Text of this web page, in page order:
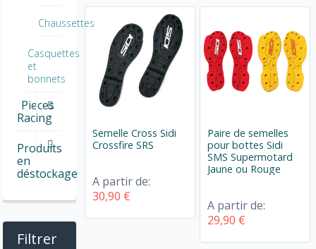
Semelle Cross Sidi
Crossfire SRS
A partir de:
30,90 €
Paire de semelles
pour bottes Sidi
SMS Supermotard
Jaune ou Rouge
A partir de:
29,90 €
Chaussettes
Casquettes
et
bonnets
Pieces
Racing
Produits
en
déstockage
Filtrer